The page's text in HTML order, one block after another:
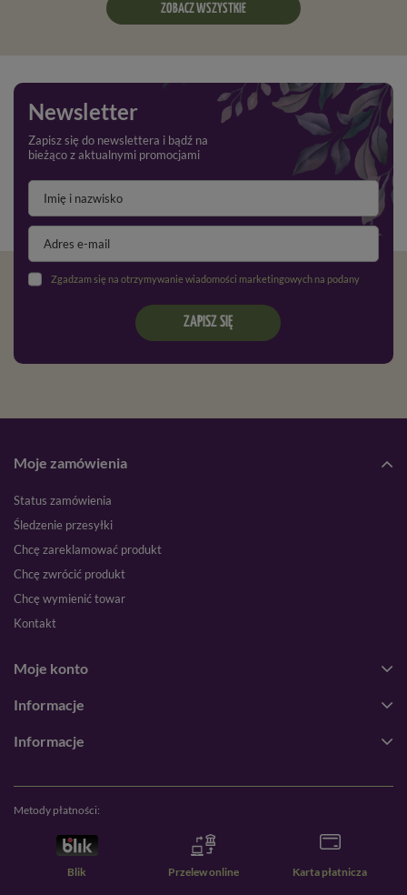
ZOBACZ WSZYSTKIE
Newsletter
Zapisz się do newslettera i bądź na
bieżąco z aktualnymi promocjami
Zgadzam się na otrzymywanie wiadomości marketingowych na podany adres e-mail oraz przetwarzanie danych osobowych zgodnie z
ZAPISZ SIĘ
Moje zamówienia
Status zamówienia
Śledzenie przesyłki
Chcę zareklamować produkt
Chcę zwrócić produkt
Chcę wymienić towar
Kontakt
Moje konto
Informacje
Informacje
Metody płatności:
Blik Przelew online Karta płatnicza